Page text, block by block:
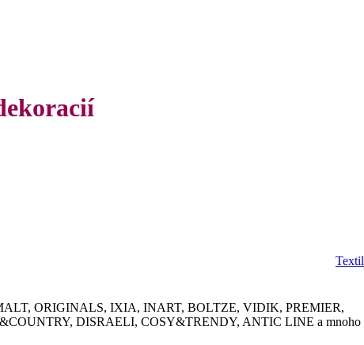
Textil
ORIGINALS, IXIA, INART, BOLTZE, VIDIK, PREMIER,
DISRAELI, COSY&TRENDY, ANTIC LINE a mnoho